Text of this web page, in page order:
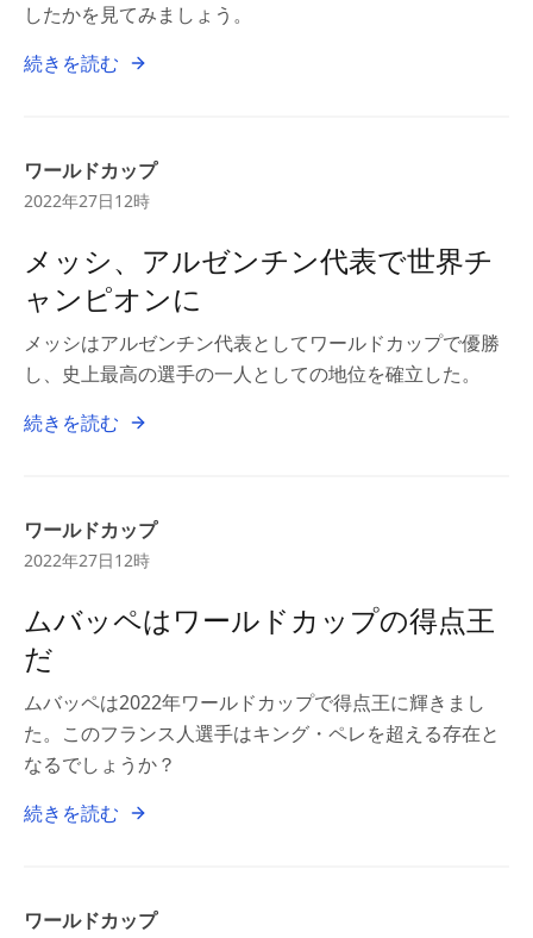
したかを見てみましょう。
続きを読む
ワールドカップ
2022年27日12時
メッシ、アルゼンチン代表で世界チ
ャンピオンに
メッシはアルゼンチン代表としてワールドカップで優勝
し、史上最高の選手の一人としての地位を確立した。
続きを読む
ワールドカップ
2022年27日12時
ムバッペはワールドカップの得点王
だ
ムバッペは2022年ワールドカップで得点王に輝きまし
た。このフランス人選手はキング・ペレを超える存在と
なるでしょうか？
続きを読む
ワールドカップ